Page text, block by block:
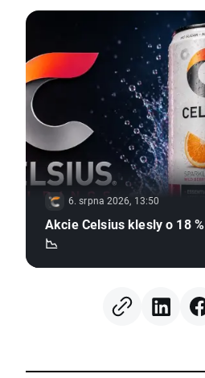
6. srpna 2026, 13:50
Akcie Celsius klesly o 18 %
📉